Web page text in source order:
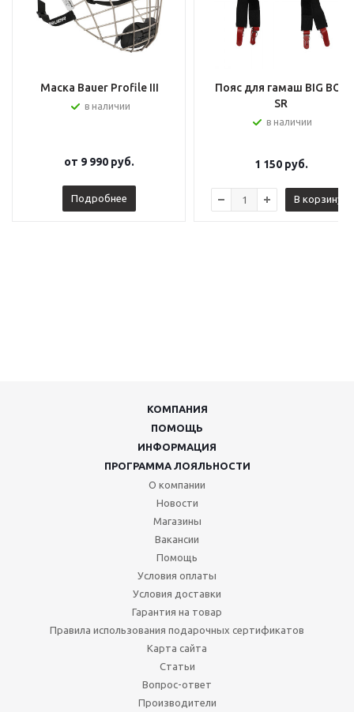
Маска Bauer Profile III
в наличии
от 9 990 руб.
Подробнее
Пояс для гамаш BIG BOY
SR
в наличии
1 150руб.
В корзину
КОМПАНИЯ
ПОМОЩЬ
ИНФОРМАЦИЯ
ПРОГРАММА ЛОЯЛЬНОСТИ
О компании
Новости
Магазины
Вакансии
Помощь
Условия оплаты
Условия доставки
Гарантия на товар
Правила использования подарочных сертификатов
Карта сайта
Статьи
Вопрос-ответ
Производители